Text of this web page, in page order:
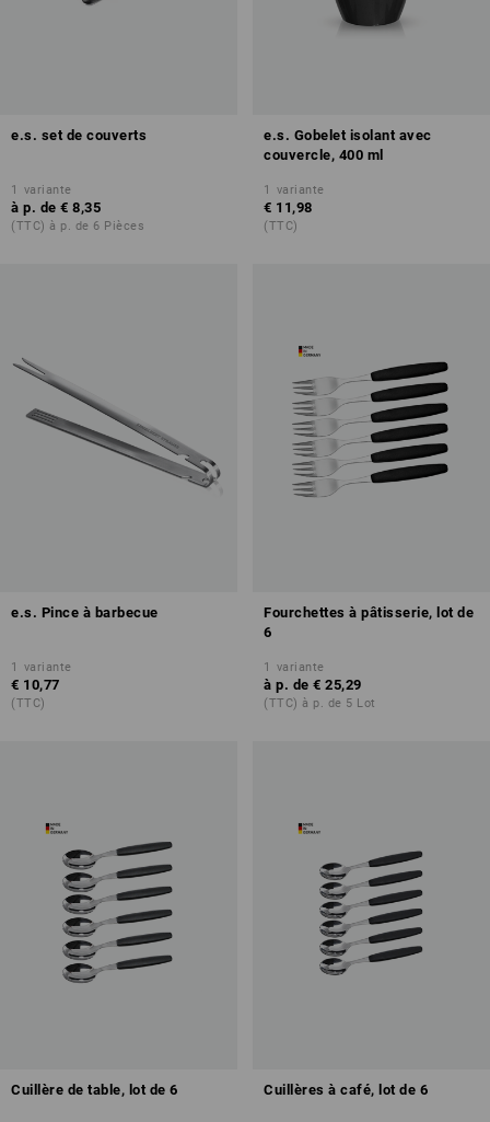
e.s. set de couverts
1 variante
à p. de € 8,35
(TTC) à p. de 6 Pièces
e.s. Gobelet isolant avec
couvercle, 400 ml
1 variante
€ 11,98
(TTC)
e.s. Pince à barbecue
1 variante
€ 10,77
(TTC)
Fourchettes à pâtisserie, lot de
6
1 variante
à p. de € 25,29
(TTC) à p. de 5 Lot
Cuillère de table, lot de 6 Cuillères à café, lot de 6